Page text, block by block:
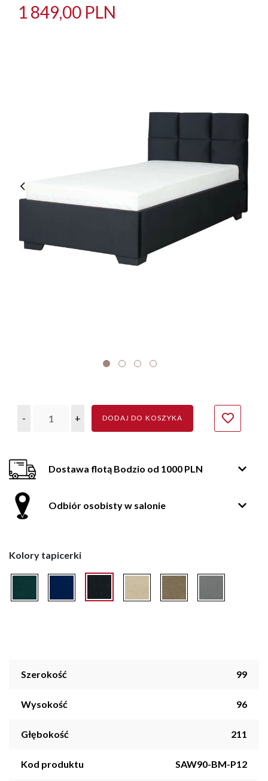
1 849,00 PLN
- + DODAJ DO KOSZYKA
Dostawa flotą Bodzio od 1000 PLN
Odbiór osobisty w salonie
Kolory tapicerki
Szerokość 99
Wysokość 96
Głębokość 211
Kod produktu SAW90-BM-P12